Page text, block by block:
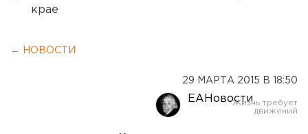
крае
← НОВОСТИ
29 МАРТА 2015 В 18:50
ЕАНовости